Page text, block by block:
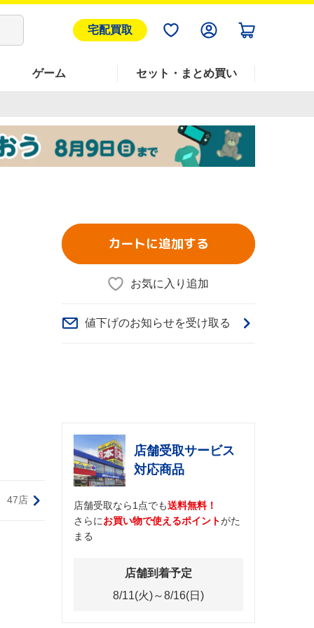
宅配買取
ゲーム セット・まとめ買い
47店
カートに追加する
お気に入り追加
値下げのお知らせを受け取る
店舗受取サービス
対応商品
店舗受取なら1点でも送料無料！
さらにお買い物で使えるポイントがた
まる
店舗到着予定
8/11(火)～8/16(日)